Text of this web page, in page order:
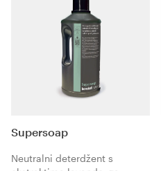
Supersoap
Neutralni deterdžent s